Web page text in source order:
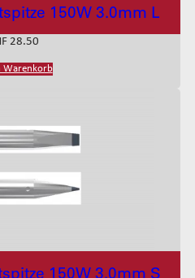
150W 3.0mm L
28.50
Warenkorb
150W 3.0mm S